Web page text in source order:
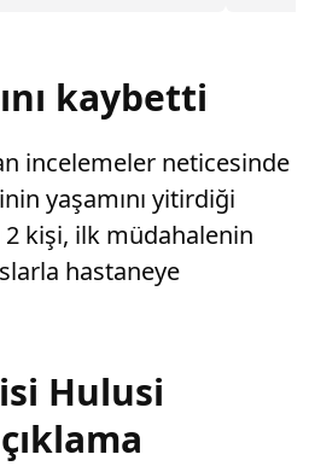
kaybetti
incelemeler neticesinde
yaşamını yitirdiği
kişi, ilk müdahalenin
hastaneye
Hulusi